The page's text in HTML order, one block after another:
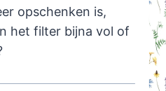
opschenken is,
het filter bijna vol of